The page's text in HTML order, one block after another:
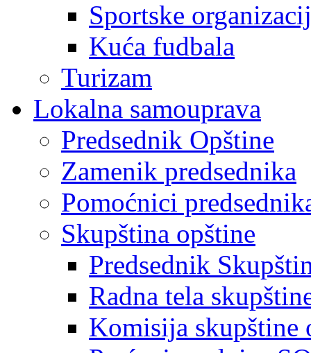
Sportske
Kuća fudbala
Turizam
Lokalna samouprava
Predsednik Opštine
Zamenik predsednika
Pomoćnici
Skupština opštine
Predsednik
Radna tela
Komisija skupštine